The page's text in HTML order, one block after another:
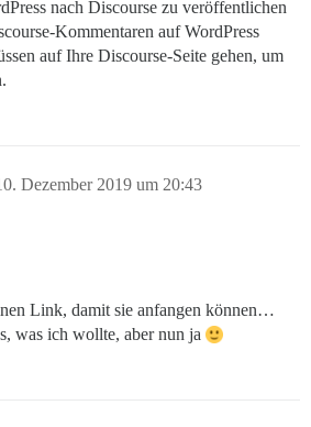
nach Discourse zu veröffentlichen
Kommentaren auf WordPress
auf Ihre Discourse-Seite gehen, um
Dezember 2019 um 20:43
Link, damit sie anfangen können…
was ich wollte, aber nun ja